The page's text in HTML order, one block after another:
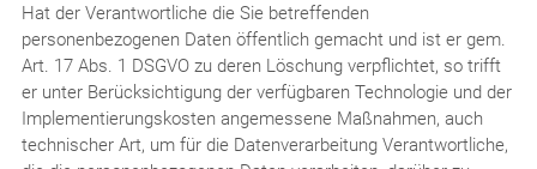
Hat der Verantwortliche die Sie betreffenden
personenbezogenen Daten öffentlich gemacht und ist er gem.
Art. 17 Abs. 1 DSGVO zu deren Löschung verpflichtet, so trifft
er unter Berücksichtigung der verfügbaren Technologie und der
Implementierungskosten angemessene Maßnahmen, auch
technischer Art, um für die Datenverarbeitung Verantwortliche,